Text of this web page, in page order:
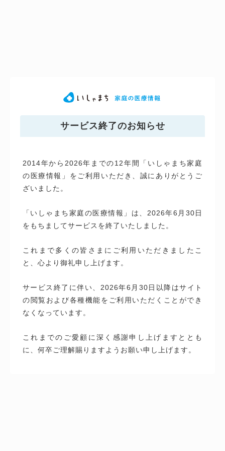
サービス終了のお知らせ
2014年から2026年までの12年間「いしゃまち家庭
の医療情報」をご利用いただき、誠にありがとうご
ざいました。
「いしゃまち家庭の医療情報」は、2026年6月30日
をもちましてサービスを終了いたしました。
これまで多くの皆さまにご利用いただきましたこ
と、心より御礼申し上げます。
サービス終了に伴い、2026年6月30日以降はサイト
の閲覧および各種機能をご利用いただくことができ
なくなっています。
これまでのご愛顧に深く感謝申し上げますととも
に、何卒ご理解賜りますようお願い申し上げます。